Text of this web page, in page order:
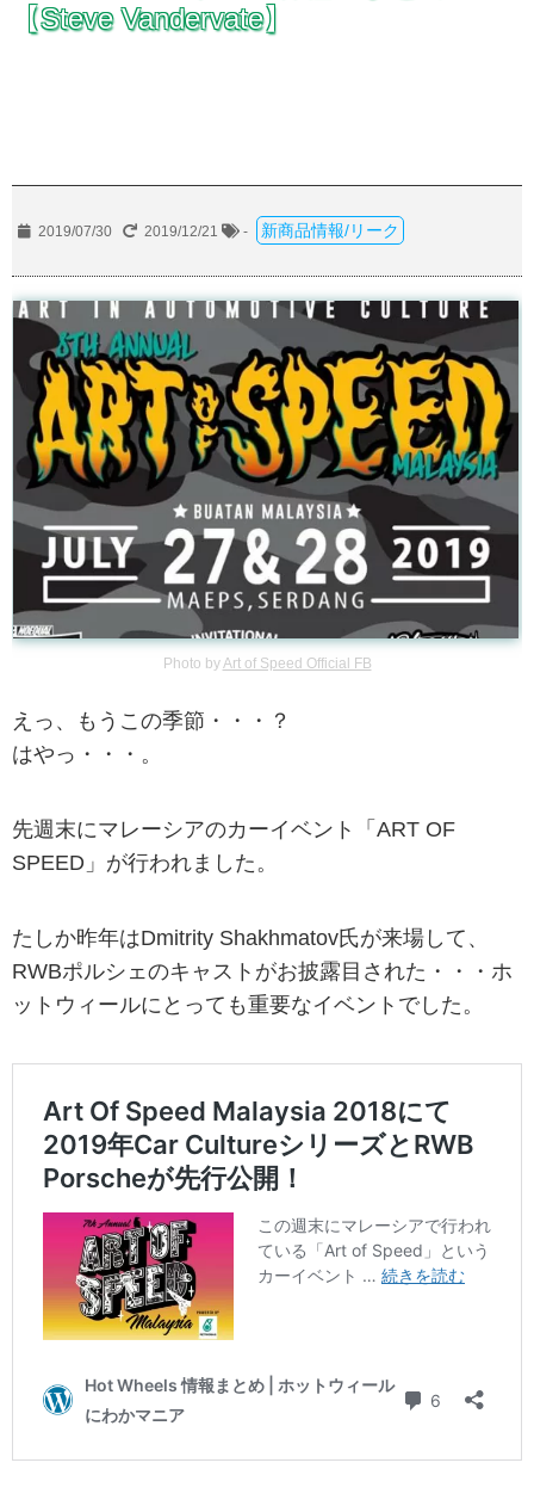
【Steve Vandervate】
2019/07/30 2019/12/21 - 新商品情報/リーク
Photo by Art of Speed Official FB
えっ、もうこの季節・・・？
はやっ・・・。
先週末にマレーシアのカーイベント「ART OF
SPEED」が行われました。
たしか昨年はDmitrity Shakhmatov氏が来場して、
RWBポルシェのキャストがお披露目された・・・ホ
ットウィールにとっても重要なイベントでした。